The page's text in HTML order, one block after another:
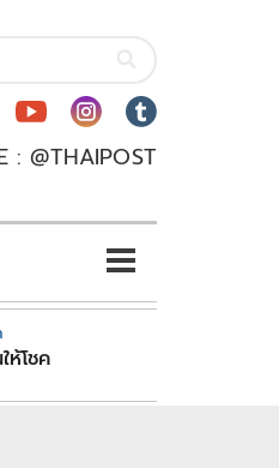
: @THAIPOST
ห้โชค